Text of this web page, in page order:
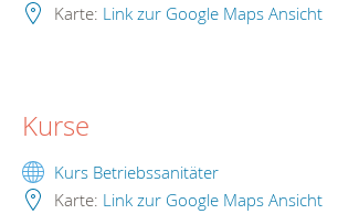
Karte: Link zur Google Maps Ansicht
Kurse
Kurs Betriebssanitäter
Karte: Link zur Google Maps Ansicht